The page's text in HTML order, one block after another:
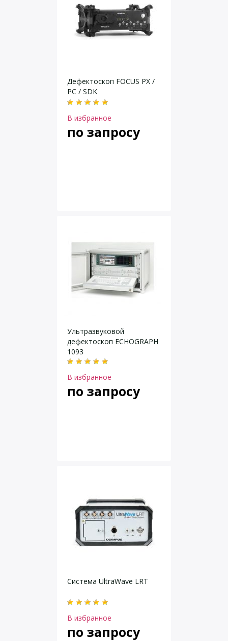
Дефектоскоп FOCUS PX /
PC / SDK
В избранное
по запросу
Ультразвуковой
дефектоскоп ECHOGRAPH
1093
В избранное
по запросу
Система UltraWave LRT
В избранное
по запросу